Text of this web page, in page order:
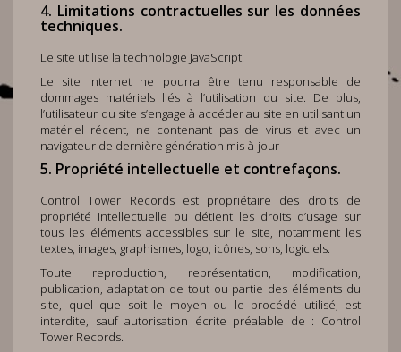
4. Limitations contractuelles sur les données
techniques.
Le site utilise la technologie JavaScript.
Le site Internet ne pourra être tenu responsable de
dommages matériels liés à l’utilisation du site. De plus,
l’utilisateur du site s’engage à accéder au site en utilisant un
matériel récent, ne contenant pas de virus et avec un
navigateur de dernière génération mis-à-jour
5. Propriété intellectuelle et contrefaçons.
Control Tower Records est propriétaire des droits de
propriété intellectuelle ou détient les droits d’usage sur
tous les éléments accessibles sur le site, notamment les
textes, images, graphismes, logo, icônes, sons, logiciels.
Toute reproduction, représentation, modification,
publication, adaptation de tout ou partie des éléments du
site, quel que soit le moyen ou le procédé utilisé, est
interdite, sauf autorisation écrite préalable de : Control
Tower Records.